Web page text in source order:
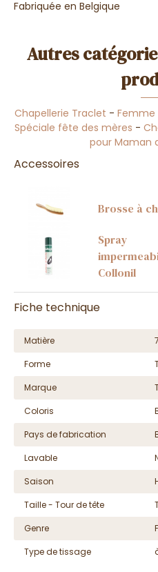
Fabriquée en Belgique
Autres
Chapellerie Traclet - Femme
Spéciale fête des mères -
pour Maman
Accessoires
Brosse à
Spray
Collonil
Fiche technique
Matière
Forme
Marque
Coloris
Pays de fabrication
Lavable
Saison
Taille - Tour de tête
Genre
Type de tissage